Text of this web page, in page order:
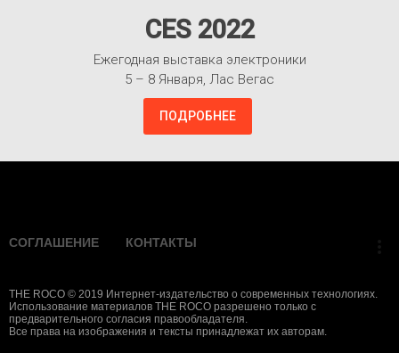
CES 2022
Ежегодная выставка электроники
5 – 8 Января, Лас Вегас
ПОДРОБНЕЕ
СОГЛАШЕНИЕ КОНТАКТЫ
THE ROCO © 2019 Интернет-издательство о современных технологиях.
Использование материалов THE ROCO разрешено только с
предварительного согласия правообладателя.
Все права на изображения и тексты принадлежат их авторам.